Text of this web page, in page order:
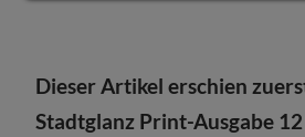
Dieser Artikel erschien
Stadtglanz Print-Ausgabe